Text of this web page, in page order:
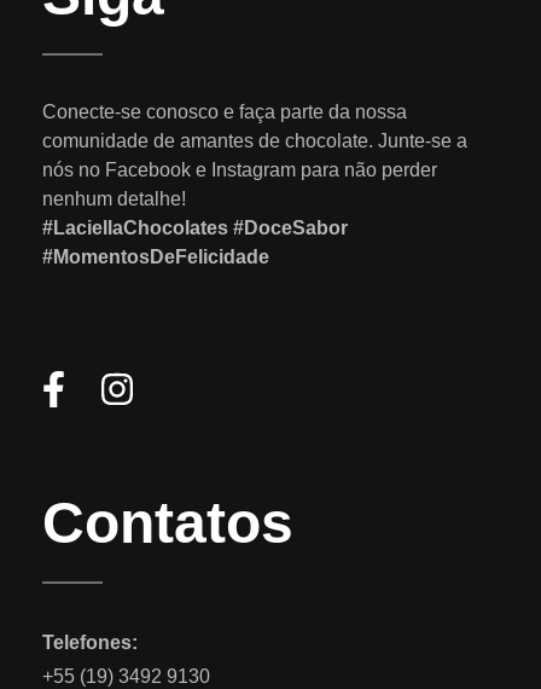
Conecte-se conosco e faça parte da nossa
comunidade de amantes de chocolate. Junte-se a
nós no Facebook e Instagram para não perder
nenhum detalhe!
#LaciellaChocolates #DoceSabor
#MomentosDeFelicidade
Contatos
Telefones:
+55 (19) 3492 9130